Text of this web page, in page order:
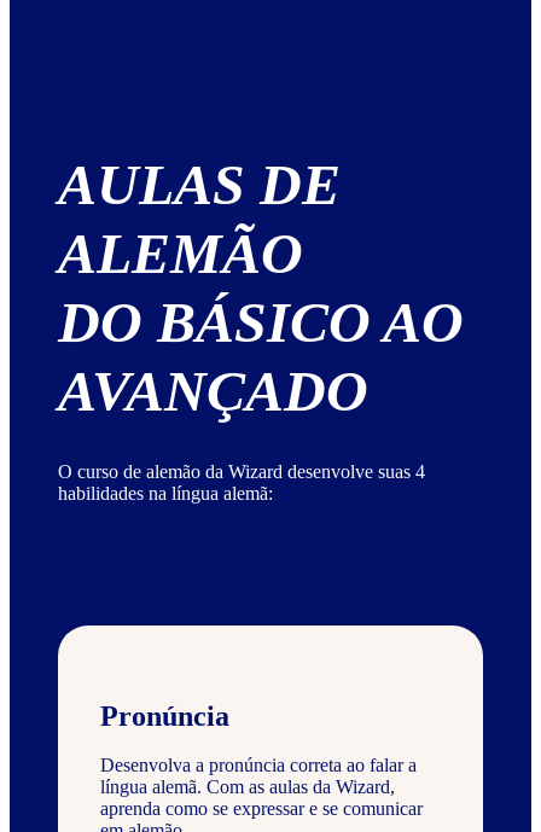
AULAS DE
ALEMÃO
DO BÁSICO AO
AVANÇADO
O curso de alemão da Wizard desenvolve suas 4
habilidades na língua alemã:
Pronúncia
Desenvolva a pronúncia correta ao falar a
língua alemã. Com as aulas da Wizard,
aprenda como se expressar e se comunicar